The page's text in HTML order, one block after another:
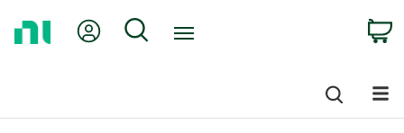
My Account
Search